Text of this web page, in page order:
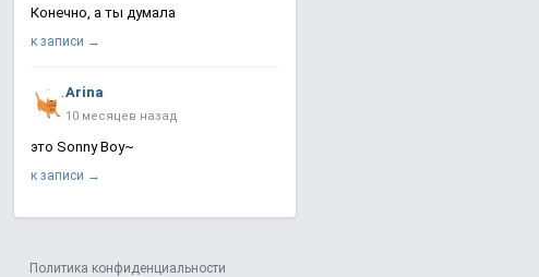
Конечно, а ты думала
к записи →
Arina
10 месяцев назад
это Sonny Boy~
к записи →
Политика конфиденциальности